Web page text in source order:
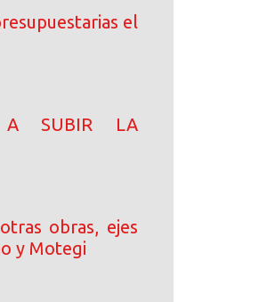
el
A SUBIR LA
obras, ejes
y Motegi